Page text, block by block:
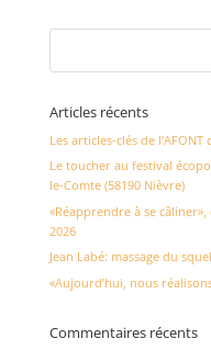
Articles récents
Les articles-clés de
Le toucher au festival
le-Comte (58190 Nièvre)
«Réapprendre à se
2026
Jean Labé: massage du
«Aujourd’hui, nous
Commentaires récents